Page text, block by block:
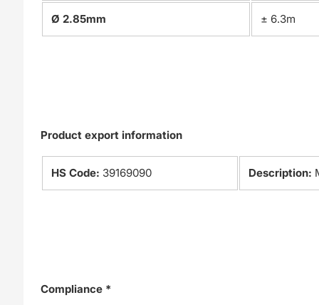
Ø 2.85mm ± 6.3m
Product export information
HS Code: 39169090 Description:
Compliance *